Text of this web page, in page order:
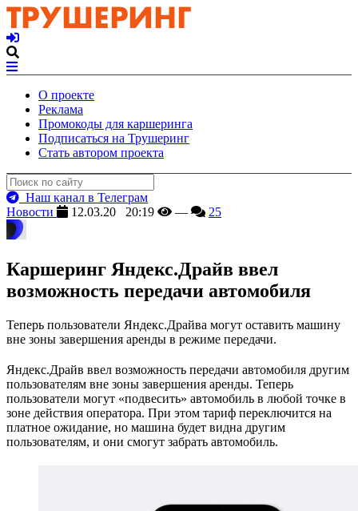
О проекте
Реклама
Промокоды для каршеринга
Подписаться на Трушеринг
Стать автором проекта
Наш канал в Телеграм
Новости
12.03.20 20:19 — 25
Каршеринг Яндекс.Драйв ввел
возможность передачи автомобиля
Теперь пользователи Яндекс.Драйва могут оставить машину
вне зоны завершения аренды в режиме передачи.
Яндекс.Драйв ввел возможность передачи автомобиля другим
пользователям вне зоны завершения аренды. Теперь
пользователи могут «подвесить» автомобиль в любой точке в
зоне действия оператора. При этом тариф переключится на
платное ожидание, но машина будет видна другим
пользователям, и они смогут забрать автомобиль.